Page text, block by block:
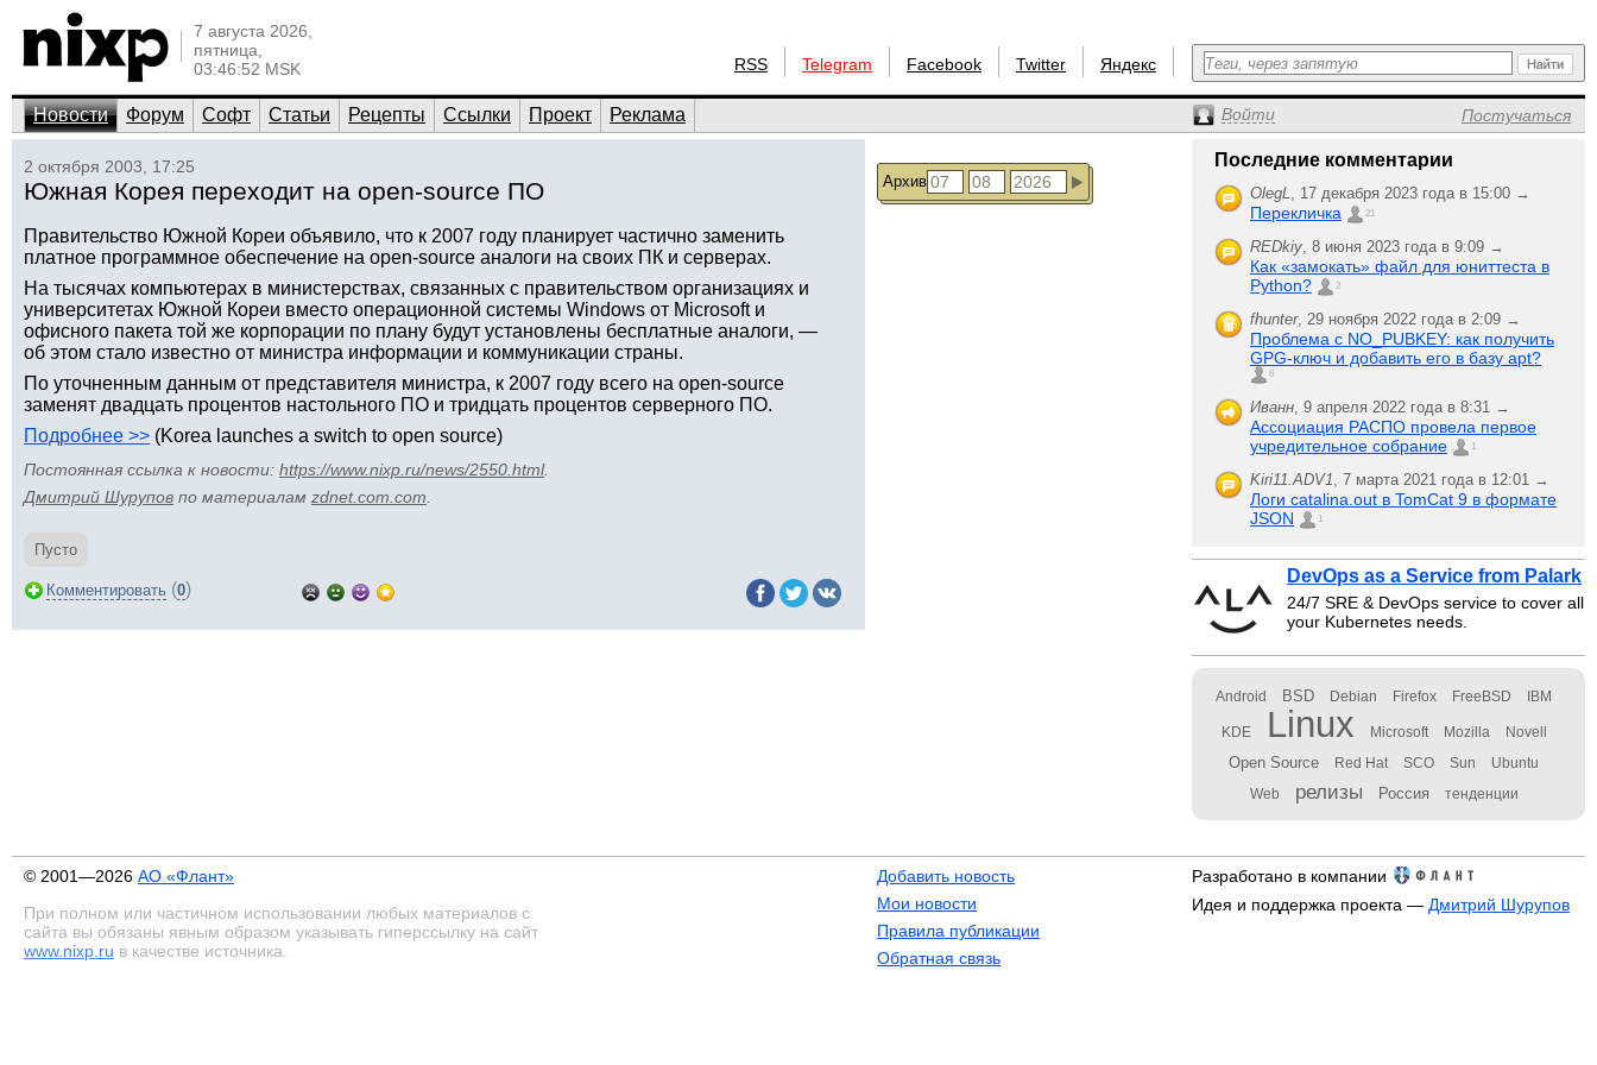
7 августа 2026,
пятница,
03:46:52 MSK
RSS Telegram Facebook Twitter Яндекс
Новости Форум Софт Статьи Рецепты Ссылки Проект Реклама Войти Постучаться
2 октября 2003, 17:25
Южная Корея переходит на open-source ПО
Правительство Южной Кореи объявило, что к 2007 году планирует частично заменить
платное программное обеспечение на open-source аналоги на своих ПК и серверах.
На тысячах компьютерах в министерствах, связанных с правительством организациях и
университетах Южной Кореи вместо операционной системы Windows от Microsoft и
офисного пакета той же корпорации по плану будут установлены бесплатные аналоги, —
об этом стало известно от министра информации и коммуникации страны.
По уточненным данным от представителя министра, к 2007 году всего на open-source
заменят двадцать процентов настольного ПО и тридцать процентов серверного ПО.
Подробнее >> (Korea launches a switch to open source)
Постоянная ссылка к новости: https://www.nixp.ru/news/2550.html.
Дмитрий Шурупов по материалам zdnet.com.com
Пусто
Комментировать (0)
Архив
Последние комментарии
OlegL, 17 декабря 2023 года в 15:00 →
Перекличка 21
REDkiy, 8 июня 2023 года в 9:09 →
Как «замокать» файл для юниттеста в
Python?
2
fhunter, 29 ноября 2022 года в 2:09 →
Проблема с NO_PUBKEY: как получить
GPG-ключ и добавить его в базу apt?
6
Иванн, 9 апреля 2022 года в 8:31 →
Ассоциация РАСПО провела первое
учредительное собрание
1
Kiri11.ADV1, 7 марта 2021 года в 12:01 →
Логи catalina.out в TomCat 9 в формате
JSON
1
DevOps as a Service from Palark
24/7 SRE & DevOps service to cover all
your Kubernetes needs.
Android BSD Debian Firefox FreeBSD IBM
KDE Linux Microsoft Mozilla Novell
Open Source Red Hat SCO Sun Ubuntu
Web релизы Россия тенденции
© 2001—2026 АО «Флант»
При полном или частичном использовании любых материалов с
сайта вы обязаны явным образом указывать гиперссылку на сайт
www.nixp.ru в качестве источника.
Добавить новость
Мои новости
Правила публикации
Обратная связь
Разработано в компании
Идея и поддержка проекта — Дмитрий Шурупов